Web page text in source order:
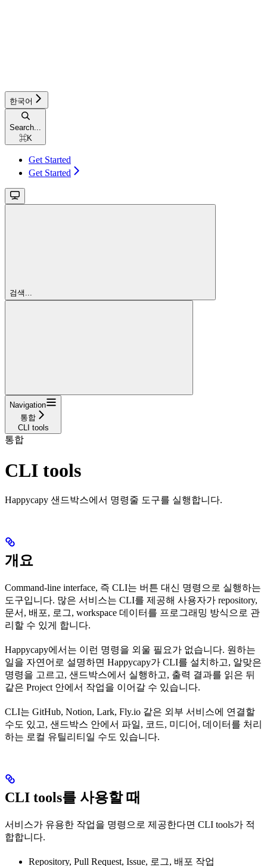
한국어
Search...
⌘K
Get Started
Get Started
검색...
Navigation
통합
CLI tools
통합
CLI tools
Happycapy 샌드박스에서 명령줄 도구를 실행합니다.
개요
Command-line interface, 즉 CLI는 버튼 대신 명령으로 실행하는
도구입니다. 많은 서비스는 CLI를 제공해 사용자가 repository,
문서, 배포, 로그, workspace 데이터를 프로그래밍 방식으로 관
리할 수 있게 합니다.
Happycapy에서는 이런 명령을 외울 필요가 없습니다. 원하는
일을 자연어로 설명하면 Happycapy가 CLI를 설치하고, 알맞은
명령을 고르고, 샌드박스에서 실행하고, 출력 결과를 읽은 뒤
같은 Project 안에서 작업을 이어갈 수 있습니다.
CLI는 GitHub, Notion, Lark, Fly.io 같은 외부 서비스에 연결할
수도 있고, 샌드박스 안에서 파일, 코드, 미디어, 데이터를 처리
하는 로컬 유틸리티일 수도 있습니다.
CLI tools를 사용할 때
서비스가 유용한 작업을 명령으로 제공한다면 CLI tools가 적
합합니다.
Repository, Pull Request, Issue, 로그, 배포 작업